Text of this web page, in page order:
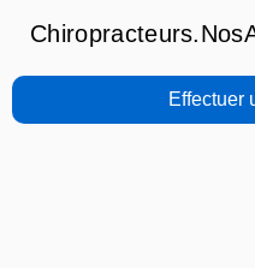
Effectuer